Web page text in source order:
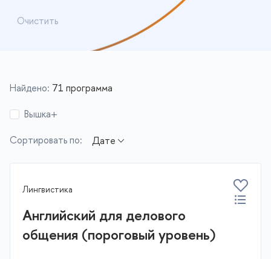
Культурология
Преподавание в вузе с применением передовых
Очистить
Найдено: 71 программа
Вышка+
Сортировать по:
Лингвистика
Английский для делового
общения (пороговый уровень)